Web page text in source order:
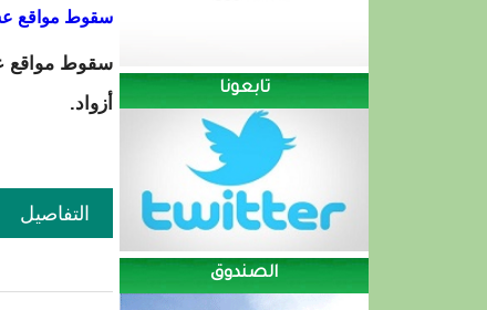
تابعونا
الصندوق
سقوط مواقع
سقوط مواقع
أزواد.
التفاصيل